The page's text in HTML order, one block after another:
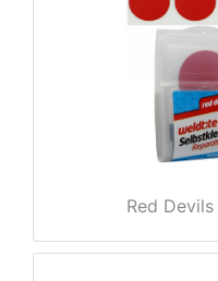
Red